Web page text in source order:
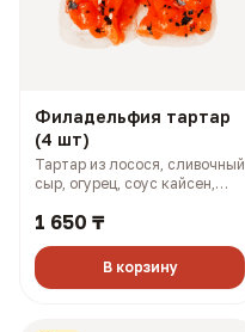
Филадельфия тартар
(4 шт)
Тартар из лосося, сливочный
сыр, огурец, соус кайсен,
1 650 ₸
В корзину